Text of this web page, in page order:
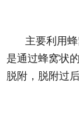
主要利用
是通过蜂窝状
脱附，脱附过